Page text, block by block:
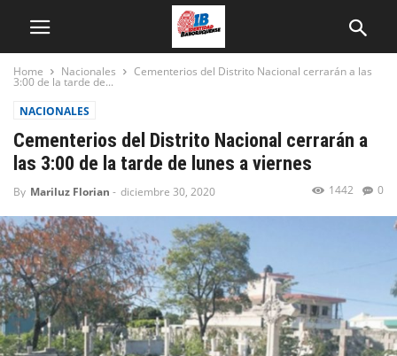
Home Nacionales Cementerios del Distrito Nacional cerrarán a las
3:00 de la tarde de...
NACIONALES
Cementerios del Distrito Nacional cerrarán a
las 3:00 de la tarde de lunes a viernes
By Mariluz Florian - diciembre 30, 2020 0
1442